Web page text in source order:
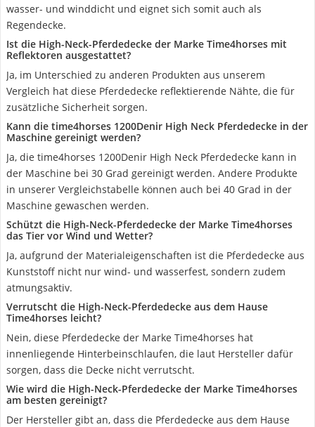
wasser- und winddicht und eignet sich somit auch als
Regendecke.
Ist die High-Neck-Pferdedecke der Marke Time4horses mit
Reflektoren ausgestattet?
Ja, im Unterschied zu anderen Produkten aus unserem
Vergleich hat diese Pferdedecke reflektierende Nähte, die für
zusätzliche Sicherheit sorgen.
Kann die time4horses 1200Denir High Neck Pferdedecke in der
Maschine gereinigt werden?
Ja, die time4horses 1200Denir High Neck Pferdedecke kann in
der Maschine bei 30 Grad gereinigt werden. Andere Produkte
in unserer Vergleichstabelle können auch bei 40 Grad in der
Maschine gewaschen werden.
Schützt die High-Neck-Pferdedecke der Marke Time4horses
das Tier vor Wind und Wetter?
Ja, aufgrund der Materialeigenschaften ist die Pferdedecke aus
Kunststoff nicht nur wind- und wasserfest, sondern zudem
atmungsaktiv.
Verrutscht die High-Neck-Pferdedecke aus dem Hause
Time4horses leicht?
Nein, diese Pferdedecke der Marke Time4horses hat
innenliegende Hinterbeinschlaufen, die laut Hersteller dafür
sorgen, dass die Decke nicht verrutscht.
Wie wird die High-Neck-Pferdedecke der Marke Time4horses
am besten gereinigt?
Der Hersteller gibt an, dass die Pferdedecke aus dem Hause